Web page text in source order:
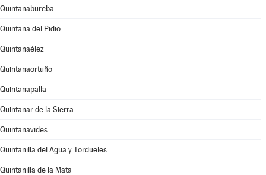
Quintanabureba
Quintana del Pidio
Quintanaélez
Quintanaortuño
Quintanapalla
Quintanar de la Sierra
Quintanavides
Quintanilla del Agua y Tordueles
Quintanilla de la Mata